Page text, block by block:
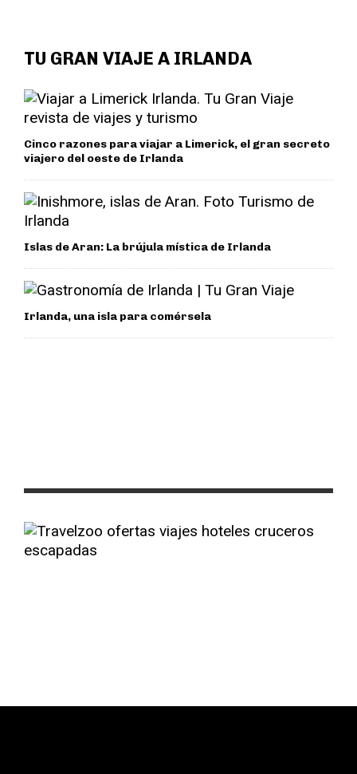
TU GRAN VIAJE A IRLANDA
Cinco razones para viajar a Limerick, el gran secreto
viajero del oeste de Irlanda
Islas de Aran: La brújula mística de Irlanda
Irlanda, una isla para comérsela